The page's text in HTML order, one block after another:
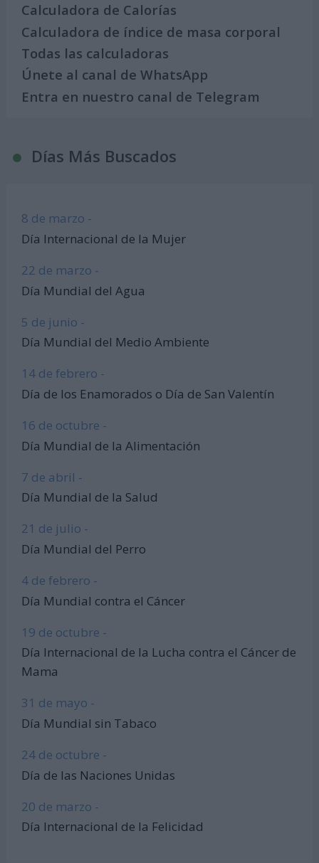
Calculadora de Calorías
Calculadora de índice de masa corporal
Todas las calculadoras
Únete al canal de WhatsApp
Entra en nuestro canal de Telegram
Días Más Buscados
8 de marzo -
Día Internacional de la Mujer
22 de marzo -
Día Mundial del Agua
5 de junio -
Día Mundial del Medio Ambiente
14 de febrero -
Día de los Enamorados o Día de San Valentín
16 de octubre -
Día Mundial de la Alimentación
7 de abril -
Día Mundial de la Salud
21 de julio -
Día Mundial del Perro
4 de febrero -
Día Mundial contra el Cáncer
19 de octubre -
Día Internacional de la Lucha contra el Cáncer de
Mama
31 de mayo -
Día Mundial sin Tabaco
24 de octubre -
Día de las Naciones Unidas
20 de marzo -
Día Internacional de la Felicidad